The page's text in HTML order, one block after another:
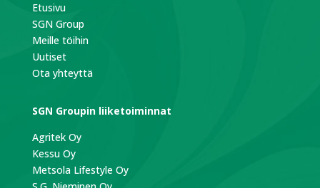
Etusivu
SGN Group
Meille töihin
Uutiset
Ota yhteyttä
SGN Groupin liiketoiminnat
Agritek Oy
Kessu Oy
Metsola Lifestyle Oy